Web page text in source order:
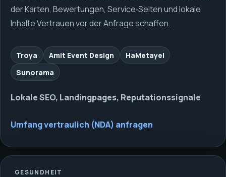
der Karten, Bewertungen, Service‑Seiten und lokale
Inhalte Vertrauen vor der Anfrage schaffen.
Troya Amit Event Design
HaMetayel
Sunorama
Lokale SEO, Landingpages, Reputationssignale
Umfang vertraulich (NDA) anfragen
GESUNDHEIT